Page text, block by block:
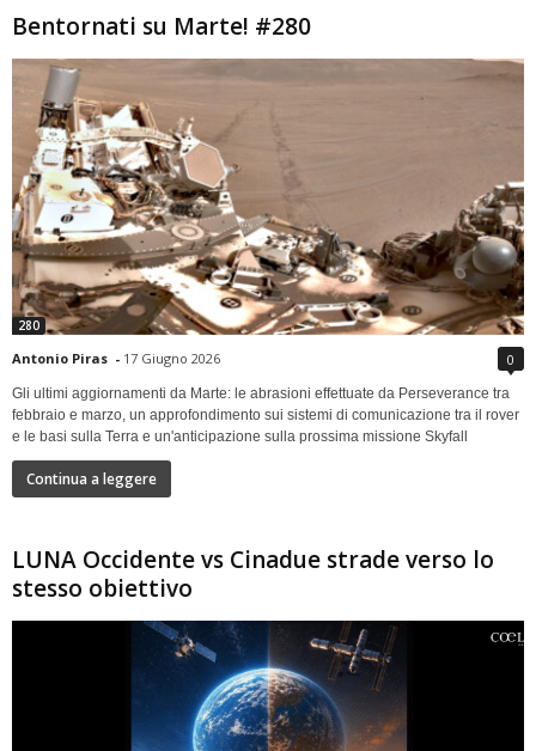
Bentornati su Marte! #280
280
Antonio Piras - 17 Giugno 2026 0
Gli ultimi aggiornamenti da Marte: le abrasioni effettuate da Perseverance tra
febbraio e marzo, un approfondimento sui sistemi di comunicazione tra il rover
e le basi sulla Terra e un'anticipazione sulla prossima missione Skyfall
Continua a leggere
LUNA Occidente vs Cinadue strade verso lo
stesso obiettivo